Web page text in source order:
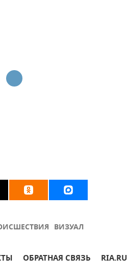
ВИЗУАЛ
ОБРАТНАЯ СВЯЗЬ RIA.RU